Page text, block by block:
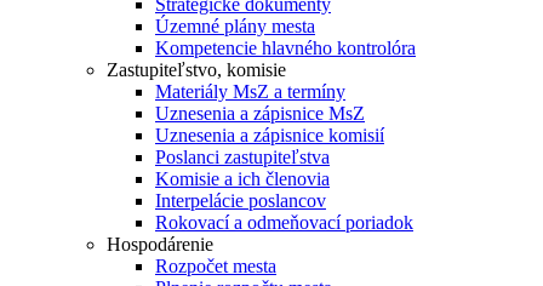
Strategické dokumenty
Územné plány mesta
Kompetencie hlavného kontrolóra
Zastupiteľstvo, komisie
Materiály MsZ a termíny
Uznesenia a zápisnice MsZ
Uznesenia a zápisnice komisií
Poslanci zastupiteľstva
Komisie a ich členovia
Interpelácie poslancov
Rokovací a odmeňovací poriadok
Hospodárenie
Rozpočet mesta